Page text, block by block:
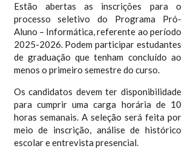
Estão abertas as inscrições para o
processo seletivo do Programa Pró-
Aluno – Informática, referente ao período
2025-2026. Podem participar estudantes
de graduação que tenham concluído ao
menos o primeiro semestre do curso.
Os candidatos devem ter disponibilidade
para cumprir uma carga horária de 10
horas semanais. A seleção será feita por
meio de inscrição, análise de histórico
escolar e entrevista presencial.